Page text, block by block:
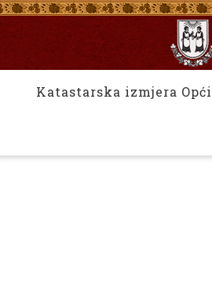
Katastarska izmjera